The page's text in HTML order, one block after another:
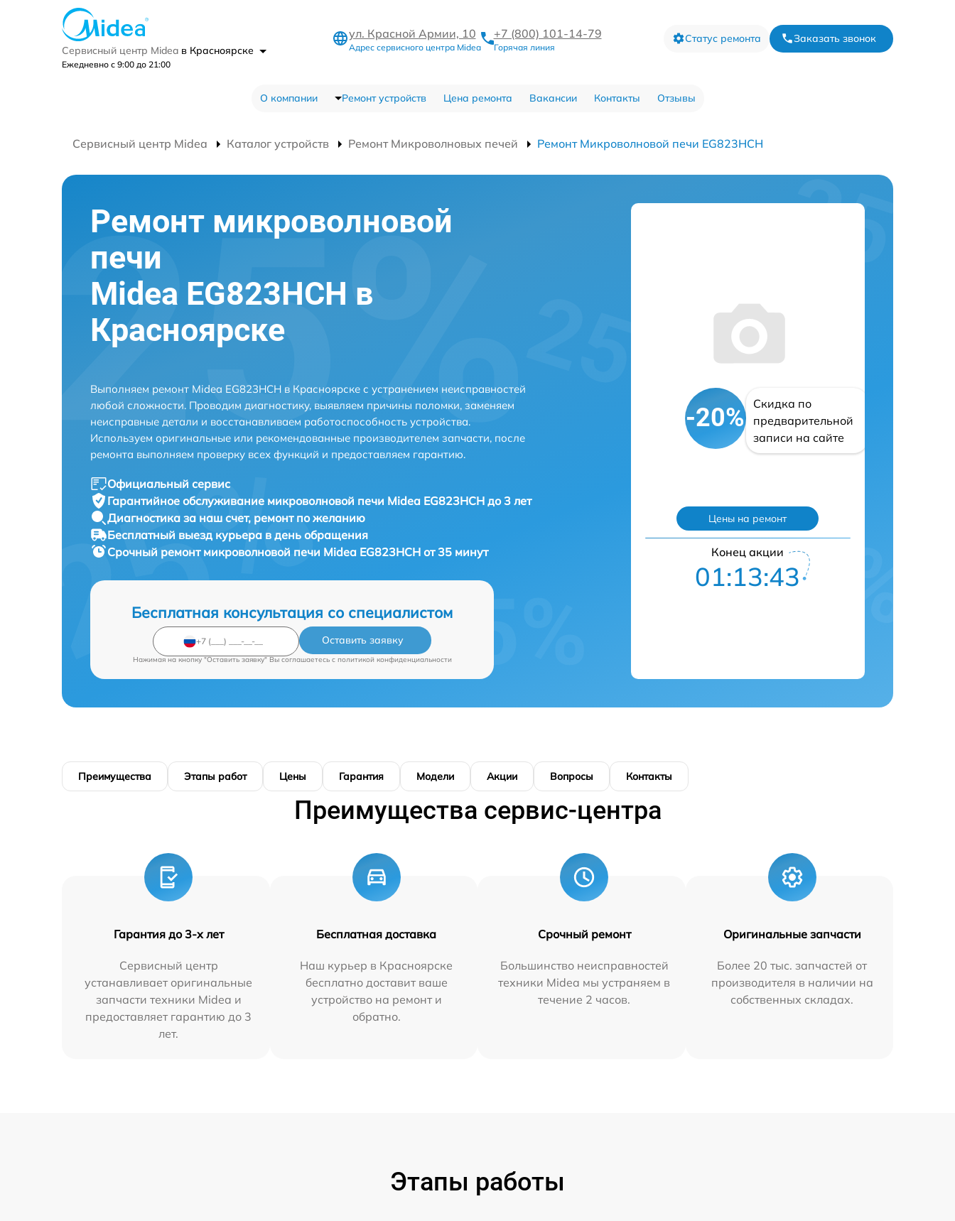
Сервисный центр Midea в Красноярске
Ежедневно с 9:00 до 21:00
ул. Красной Армии, 10
Адрес сервисного центра Midea
+7 (800) 101-14-79
Горячая линия
Статус ремонта Заказать звонок
О компании Ремонт устройств Цена ремонта Вакансии Контакты Отзывы
Сервисный центр Midea Каталог устройств Ремонт Микроволновых печей Ремонт Микроволновой печи EG823HCH
Ремонт микроволновой
печи
Midea EG823HCH в
Красноярске
Выполняем ремонт Midea EG823HCH в Красноярске с устранением неисправностей
любой сложности. Проводим диагностику, выявляем причины поломки, заменяем
неисправные детали и восстанавливаем работоспособность устройства.
Используем оригинальные или рекомендованные производителем запчасти, после
ремонта выполняем проверку всех функций и предоставляем гарантию.
Официальный сервис
Гарантийное обслуживание микроволновой печи Midea EG823HCH до 3 лет
Диагностика за наш счет, ремонт по желанию
Бесплатный выезд курьера в день обращения
Срочный ремонт микроволновой печи Midea EG823HCH от 35 минут
Бесплатная консультация со специалистом
Оставить заявку
Нажимая на кнопку "Оставить заявку" Вы соглашаетесь c политикой конфиденциальности
-20%
Скидка по
предварительной
записи на сайте
Цены на ремонт
Конец акции
01:13:42
Преимущества Этапы работ Цены Гарантия Модели Акции Вопросы Контакты
Преимущества сервис-центра
Гарантия до 3-х лет
Сервисный центр
устанавливает оригинальные
запчасти техники Midea и
предоставляет гарантию до 3
лет.
Бесплатная доставка
Наш курьер в Красноярске
бесплатно доставит ваше
устройство на ремонт и
обратно.
Срочный ремонт
Большинство неисправностей
техники Midea мы устраняем в
течение 2 часов.
Оригинальные запчасти
Более 20 тыс. запчастей от
производителя в наличии на
собственных складах.
Этапы работы